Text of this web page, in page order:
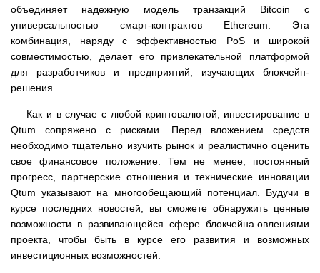
объединяет надежную модель транзакций Bitcoin с
универсальностью смарт-контрактов Ethereum. Эта
комбинация, наряду с эффективностью PoS и широкой
совместимостью, делает его привлекательной платформой
для разработчиков и предприятий, изучающих блокчейн-
решения.
Как и в случае с любой криптовалютой, инвестирование в
Qtum сопряжено с рисками. Перед вложением средств
необходимо тщательно изучить рынок и реалистично оценить
свое финансовое положение. Тем не менее, постоянный
прогресс, партнерские отношения и технические инновации
Qtum указывают на многообещающий потенциал. Будучи в
курсе последних новостей, вы сможете обнаружить ценные
возможности в развивающейся сфере блокчейна.овлениями
проекта, чтобы быть в курсе его развития и возможных
инвестиционных возможностей.